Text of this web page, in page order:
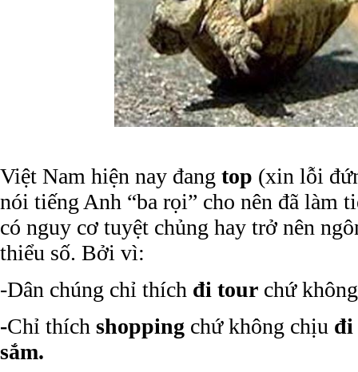
Việt Nam hiện nay đang top (xin lỗi
nói tiếng Anh “ba rọi” cho nên đã làm
có nguy cơ tuyệt chủng hay trở nên
thiểu số. Bởi vì:
-Dân chúng chỉ thích đi tour chứ
-Chỉ thích shopping chứ không chịu đi
sắm.